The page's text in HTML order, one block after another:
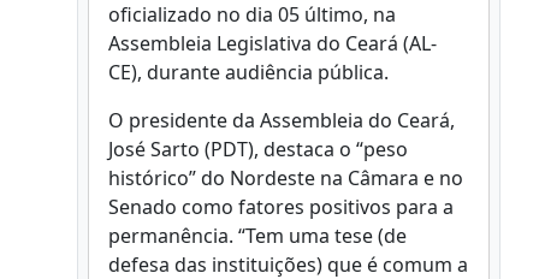
oficializado no dia 05 último, na
Assembleia Legislativa do Ceará (AL-
CE), durante audiência pública.
O presidente da Assembleia do Ceará,
José Sarto (PDT), destaca o “peso
histórico” do Nordeste na Câmara e no
Senado como fatores positivos para a
permanência. “Tem uma tese (de
defesa das instituições) que é comum a